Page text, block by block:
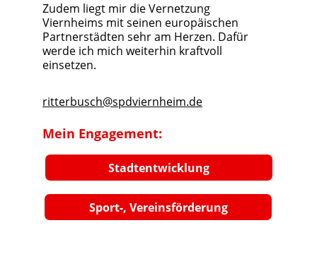
Zudem liegt mir die Vernetzung
Viernheims mit seinen europäischen
Partnerstädten sehr am Herzen. Dafür
werde ich mich weiterhin kraftvoll
einsetzen.
ritterbusch@spdviernheim.de
Stadtentwicklung
Sport-, Vereinsförderung
Mein Engagement: